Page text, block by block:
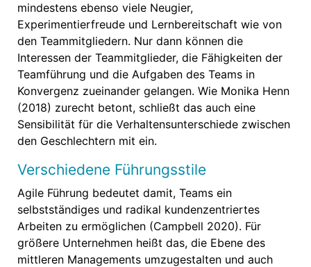
mindestens ebenso viele Neugier,
Experimentierfreude und Lernbereitschaft wie von
den Teammitgliedern. Nur dann können die
Interessen der Teammitglieder, die Fähigkeiten der
Teamführung und die Aufgaben des Teams in
Konvergenz zueinander gelangen. Wie Monika Henn
(2018) zurecht betont, schließt das auch eine
Sensibilität für die Verhaltensunterschiede zwischen
den Geschlechtern mit ein.
Verschiedene Führungsstile
Agile Führung bedeutet damit, Teams ein
selbstständiges und radikal kundenzentriertes
Arbeiten zu ermöglichen (Campbell 2020). Für
größere Unternehmen heißt das, die Ebene des
mittleren Managements umzugestalten und auch